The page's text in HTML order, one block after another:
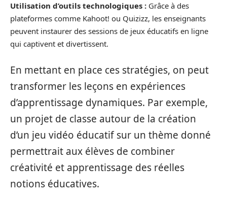
Utilisation d’outils technologiques : Grâce à des
plateformes comme Kahoot! ou Quizizz, les enseignants
peuvent instaurer des sessions de jeux éducatifs en ligne
qui captivent et divertissent.
En mettant en place ces stratégies, on peut
transformer les leçons en expériences
d’apprentissage dynamiques. Par exemple,
un projet de classe autour de la création
d’un jeu vidéo éducatif sur un thème donné
permettrait aux élèves de combiner
créativité et apprentissage des réelles
notions éducatives.